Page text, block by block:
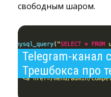
свободным шаром.
Telegram-канал
Трешбокса про